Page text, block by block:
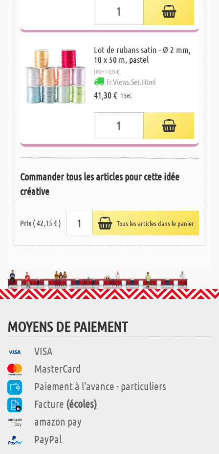
Lot de rubans satin - Ø 2 mm,
10 x 50 m, pastel
(100m = 8,26 €)
fr.Views.Set.Html
41,30 € 1 Set
Commander tous les articles pour cette idée
créative
Prix ( 42,15 € ) Tous les articles dans le panier
MOYENS DE PAIEMENT
VISA
MasterCard
Paiement à l'avance - particuliers
Facture (écoles)
amazon pay
PayPal